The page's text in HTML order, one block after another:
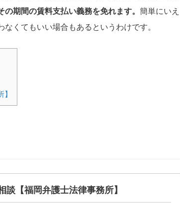
の期間の賃料支払い義務を免れます。 簡単にいえ
くてもいい場合もあるというわけです。
談【福岡弁護士法律事務所】